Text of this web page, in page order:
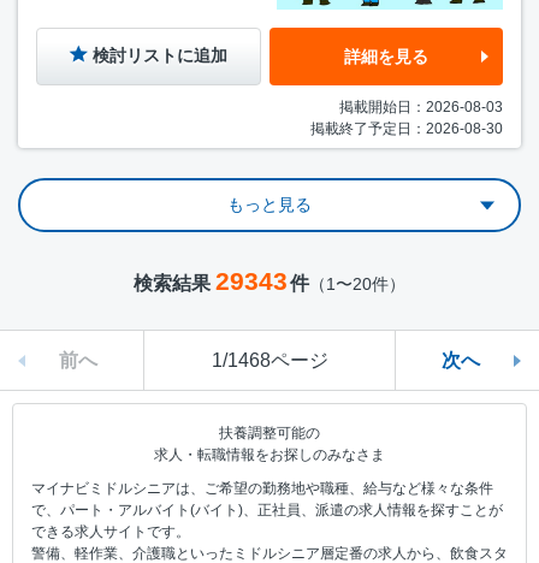
検討リストに追加 詳細を見る
掲載開始日：2026-08-03
掲載終了予定日：2026-08-30
もっと見る
検索結果 29343件（1〜20件）
前へ 1/1468ページ 次へ
扶養調整可能の
求人・転職情報をお探しのみなさま
マイナビミドルシニアは、ご希望の勤務地や職種、給与など様々な条件
で、パート・アルバイト(バイト)、正社員、派遣の求人情報を探すことが
できる求人サイトです。
警備、軽作業、介護職といったミドルシニア層定番の求人から、飲食スタ